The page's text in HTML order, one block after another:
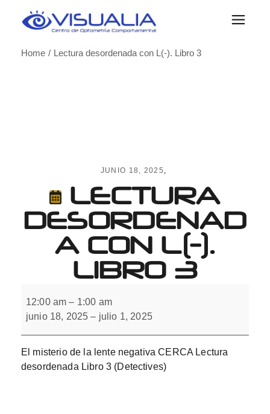
Home
Lectura desordenada con L(-). Libro 3
JUNIO 18, 2025
LECTURA
DESORDENAD
A CON L(-).
LIBRO 3
desordenada
con
L(-).
3
12:00 am – 1:00 am
junio 18, 2025 – julio 1, 2025
El misterio de la lente negativa CERCA Lectura
desordenada Libro 3 (Detectives)